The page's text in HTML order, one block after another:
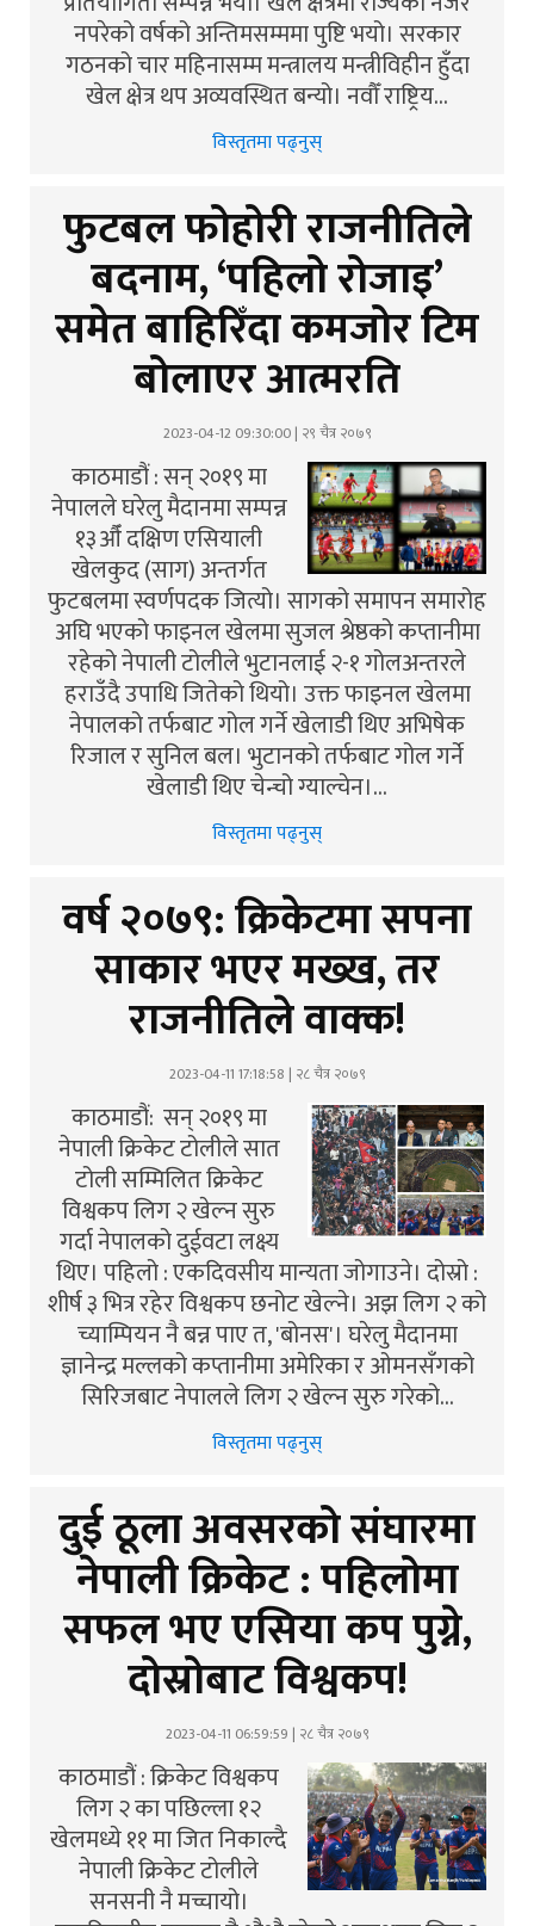
नपरेको वर्षको अन्तिमसम्ममा पुष्टि भयो। सरकार
गठनको चार महिनासम्म मन्त्रालय मन्त्रीविहीन हुँदा
खेल क्षेत्र थप अव्यवस्थित बन्यो। नवौँ राष्ट्रिय…
विस्तृतमा पढ्नुस्
फुटबल फोहोरी राजनीतिले
बदनाम, ‘पहिलो रोजाइ’
समेत बाहिरिँदा कमजोर टिम
बोलाएर आत्मरति
2023-04-12 09:30:00 | २९ चैत्र २०७९
काठमाडौं : सन् २०१९ मा
नेपालले घरेलु मैदानमा सम्पन्न
१३औँ दक्षिण एसियाली
खेलकुद (साग) अन्तर्गत
फुटबलमा स्वर्णपदक जित्यो। सागको समापन समारोह
अघि भएको फाइनल खेलमा सुजल श्रेष्ठको कप्तानीमा
रहेको नेपाली टोलीले भुटानलाई २-१ गोलअन्तरले
हराउँदै उपाधि जितेको थियो। उक्त फाइनल खेलमा
नेपालको तर्फबाट गोल गर्ने खेलाडी थिए अभिषेक
रिजाल र सुनिल बल। भुटानको तर्फबाट गोल गर्ने
खेलाडी थिए चेन्चो ग्याल्चेन।…
विस्तृतमा पढ्नुस्
वर्ष २०७९: क्रिकेटमा सपना
साकार भएर मख्ख, तर
राजनीतिले वाक्क!
2023-04-11 17:18:58 | २८ चैत्र २०७९
काठमाडौं: सन् २०१९ मा
नेपाली क्रिकेट टोलीले सात
टोली सम्मिलित क्रिकेट
विश्वकप लिग २ खेल्न सुरु
गर्दा नेपालको दुईवटा लक्ष्य
थिए। पहिलो : एकदिवसीय मान्यता जोगाउने। दोस्रो :
शीर्ष ३ भित्र रहेर विश्वकप छनोट खेल्ने। अझ लिग २ को
च्याम्पियन नै बन्न पाए त, 'बोनस'। घरेलु मैदानमा
ज्ञानेन्द्र मल्लको कप्तानीमा अमेरिका र ओमनसँगको
सिरिजबाट नेपालले लिग २ खेल्न सुरु गरेको…
विस्तृतमा पढ्नुस्
दुई ठूला अवसरको संघारमा
नेपाली क्रिकेट : पहिलोमा
सफल भए एसिया कप पुग्ने,
दोस्रोबाट विश्वकप!
2023-04-11 06:59:59 | २८ चैत्र २०७९
काठमाडौं : क्रिकेट विश्वकप
लिग २ का पछिल्ला १२
खेलमध्ये ११ मा जित निकाल्दै
नेपाली क्रिकेट टोलीले
सनसनी नै मच्चायो।